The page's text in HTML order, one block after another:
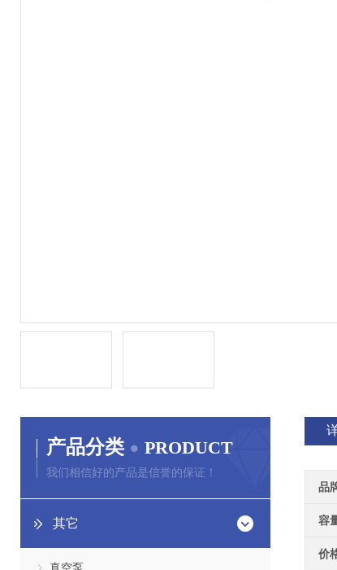
产品分类 PRODUCT
我们相信好的产品是信誉的保证！
其它
品
容
价